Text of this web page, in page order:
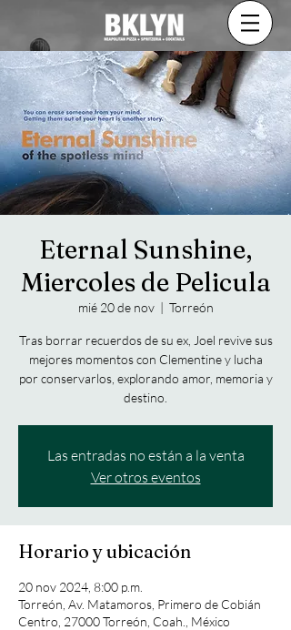
Eternal Sunshine,
Miercoles de Pelicula
mié 20 de nov
  |
Torreón
Tras borrar recuerdos de su ex, Joel revive sus
mejores momentos con Clementine y lucha
por conservarlos, explorando amor, memoria y
destino.
Las entradas no están a la venta
Ver otros eventos
Horario y ubicación
20 nov 2024, 8:00 p.m.
Torreón, Av. Matamoros, Primero de Cobián
Centro, 27000 Torreón, Coah., México